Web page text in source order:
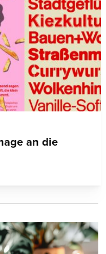
an die